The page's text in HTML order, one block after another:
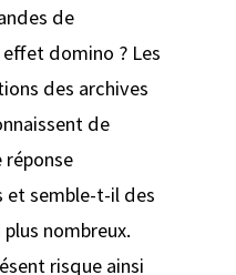
de
domino ? Les
des archives
de
réponse
et semble-t-il des
nombreux.
risque ainsi